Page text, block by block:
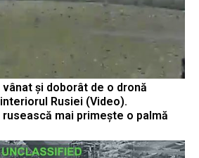
și doborât de o dronă
Rusiei (Video).
mai primește o palmă